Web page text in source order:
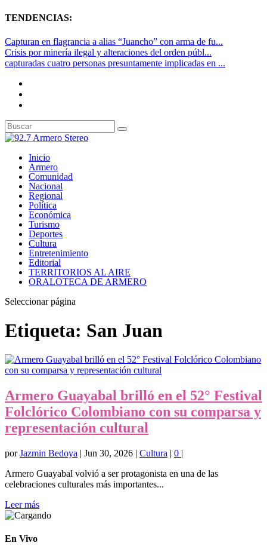
TENDENCIAS:
Capturan en flagrancia a alias “Juancho” con arma de fu...
Crisis por minería ilegal y alteraciones del orden públ...
capturadas cuatro personas presuntamente implicadas en ...
Inicio
Armero
Comunidad
Nacional
Regional
Política
Económica
Turismo
Deportes
Cultura
Entretenimiento
Editorial
TERRITORIOS AL AIRE
ORALOTECA DE ARMERO
Seleccionar página
Etiqueta: San Juan
Armero Guayabal brilló en el 52° Festival
Folclórico Colombiano con su comparsa y
representación cultural
porJazmin Bedoya | Jun 30, 2026 | Cultura | 0 |
Armero Guayabal volvió a ser protagonista en una de las
celebraciones culturales más importantes...
Leer más
En Vivo